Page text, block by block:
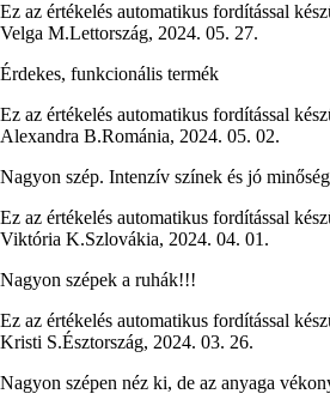
Ez az értékelés automatikus fordítással
Velga M.Lettország, 2024. 05. 27.
Érdekes, funkcionális termék
Ez az értékelés automatikus fordítással
Alexandra B.Románia, 2024. 05. 02.
Nagyon szép. Intenzív színek és jó
Ez az értékelés automatikus fordítással
Viktória K.Szlovákia, 2024. 04. 01.
Nagyon szépek a ruhák!!!
Ez az értékelés automatikus fordítással
Kristi S.Észtország, 2024. 03. 26.
Nagyon szépen néz ki, de az anyaga